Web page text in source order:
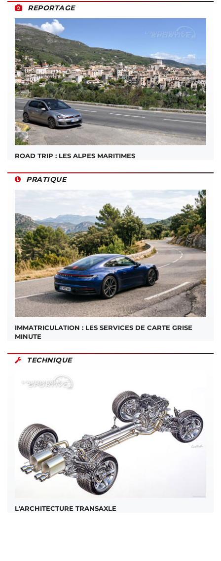
REPORTAGE
ROAD TRIP : LES ALPES MARITIMES
PRATIQUE
IMMATRICULATION : LES SERVICES DE CARTE GRISE
MINUTE
TECHNIQUE
L'ARCHITECTURE TRANSAXLE